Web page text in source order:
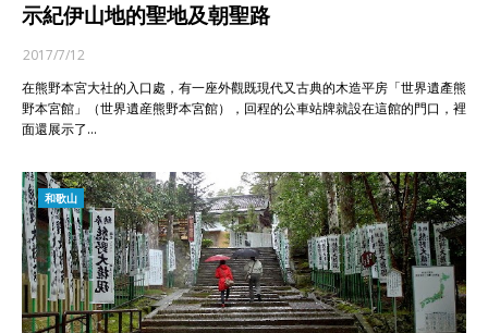
示紀伊山地的聖地及朝聖路
2017/7/12
在熊野本宮大社的入口處，有一座外觀既現代又古典的木造平房「世界遺產熊
野本宮館」（世界遺産熊野本宮館），回程的公車站牌就設在這館的門口，裡
面還展示了…
和歌山